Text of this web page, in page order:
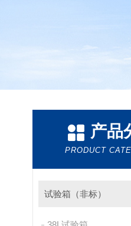
产品
PRODUCT
试验箱（非标）